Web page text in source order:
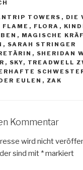
TOWERS , DIE
FLAME , FLORA ,
, MAGISCHE
, SARAH STRINGER
, SHERIDAN
, SKY, TREADWELL
EULEN , ZAK
Kommentar
wird nicht
sind mit *markiert